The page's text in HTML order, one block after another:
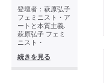
登壇者：萩原弘子
フェミニスト・ア
ートと本質主義.
萩原弘子 フェミ
ニスト・
続きを見る